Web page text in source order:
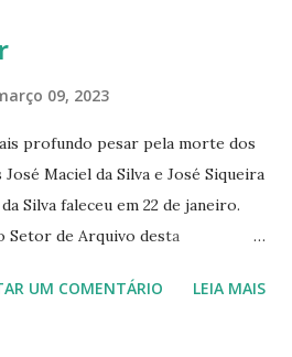
DE MAIO 825 ☆CINE ECLIPSE
09, 2023
profundo pesar pela morte dos
Maciel da Silva e José Siqueira
Silva faleceu em 22 de janeiro.
Setor de Arquivo desta
em 28 de fevereiro e encerrou a
UM COMENTÁRIO LEIA MAIS